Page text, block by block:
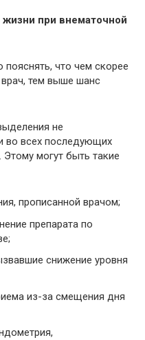
жизни при внематочной
что чем скорее
тем выше шанс
не
во всех последующих
могут быть такие
прописанной врачом;
препарата по
снижение уровня
из-за смещения дня